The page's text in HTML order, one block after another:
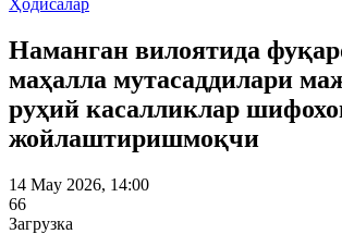
Ҳодисалар
Наманган вилоятида
маҳалла мутасаддилари
руҳий касалликлар
жойлаштиришмоқчи
14 May 2026, 14:00
66
Загрузка